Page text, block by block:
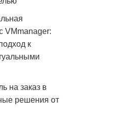
VMmanager:
к
на заказ в
решения от